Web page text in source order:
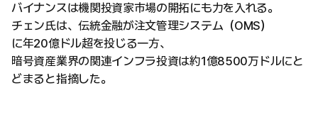
バイナンスは機関投資家市場の開拓にも力を入れる。
チェン氏は、伝統金融が注文管理システム（OMS）
に年20億ドル超を投じる一方、
暗号資産業界の関連インフラ投資は約1億8500万ドルにと
どまると指摘した。